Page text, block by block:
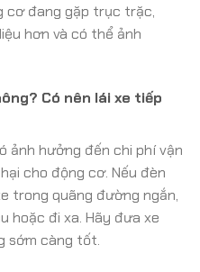
cơ đang gặp trục trặc,
hơn và có thể ảnh
Có nên lái xe tiếp
ảnh hưởng đến chi phí vận
cho động cơ. Nếu đèn
trong quãng đường ngắn,
hoặc đi xa. Hãy đưa xe
sớm càng tốt.